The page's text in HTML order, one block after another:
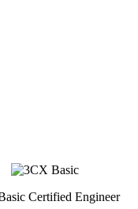
Certified Engineer